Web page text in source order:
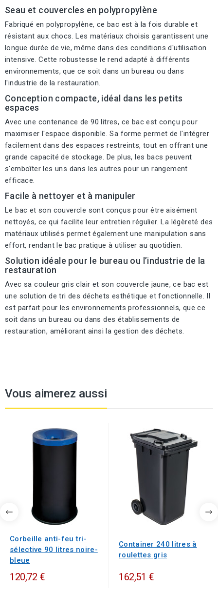
Seau et couvercles en polypropylène
Fabriqué en polypropylène, ce bac est à la fois durable et
résistant aux chocs. Les matériaux choisis garantissent une
longue durée de vie, même dans des conditions d'utilisation
intensive. Cette robustesse le rend adapté à différents
environnements, que ce soit dans un bureau ou dans
l'industrie de la restauration.
Conception compacte, idéal dans les petits
espaces
Avec une contenance de 90 litres, ce bac est conçu pour
maximiser l'espace disponible. Sa forme permet de l'intégrer
facilement dans des espaces restreints, tout en offrant une
grande capacité de stockage. De plus, les bacs peuvent
s'emboîter les uns dans les autres pour un rangement
efficace.
Facile à nettoyer et à manipuler
Le bac et son couvercle sont conçus pour être aisément
nettoyés, ce qui facilite leur entretien régulier. La légèreté des
matériaux utilisés permet également une manipulation sans
effort, rendant le bac pratique à utiliser au quotidien.
Solution idéale pour le bureau ou l’industrie de la
restauration
Avec sa couleur gris clair et son couvercle jaune, ce bac est
une solution de tri des déchets esthétique et fonctionnelle. Il
est parfait pour les environnements professionnels, que ce
soit dans un bureau ou dans des établissements de
restauration, améliorant ainsi la gestion des déchets.
Vous aimerez aussi
Corbeille anti-feu tri-
sélective 90 litres noire-
bleue
120,72 €
Container 240 litres à
roulettes gris
162,51 €